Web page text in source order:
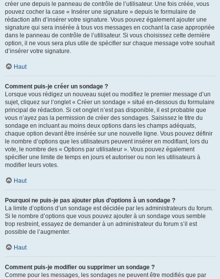
créer une depuis le panneau de contrôle de l’utilisateur. Une fois créée, vous
pouvez cocher la case « Insérer une signature » depuis le formulaire de
rédaction afin d’insérer votre signature. Vous pouvez également ajouter une
signature qui sera insérée à tous vos messages en cochant la case appropriée
dans le panneau de contrôle de l’utilisateur. Si vous choisissez cette dernière
option, il ne vous sera plus utile de spécifier sur chaque message votre souhait
d’insérer votre signature.
Haut
Comment puis-je créer un sondage ?
Lorsque vous rédigez un nouveau sujet ou modifiez le premier message d’un
sujet, cliquez sur l’onglet « Créer un sondage » situé en-dessous du formulaire
principal de rédaction. Si cet onglet n’est pas disponible, il est probable que
vous n’ayez pas la permission de créer des sondages. Saisissez le titre du
sondage en incluant au moins deux options dans les champs adéquats,
chaque option devant être insérée sur une nouvelle ligne. Vous pouvez définir
le nombre d’options que les utilisateurs peuvent insérer en modifiant, lors du
vote, le nombre des « Options par utilisateur ». Vous pouvez également
spécifier une limite de temps en jours et autoriser ou non les utilisateurs à
modifier leurs votes.
Haut
Pourquoi ne puis-je pas ajouter plus d’options à un sondage ?
La limite d’options d’un sondage est décidée par les administrateurs du forum.
Si le nombre d’options que vous pouvez ajouter à un sondage vous semble
trop restreint, essayez de demander à un administrateur du forum s’il est
possible de l’augmenter.
Haut
Comment puis-je modifier ou supprimer un sondage ?
Comme pour les messages, les sondages ne peuvent être modifiés que par